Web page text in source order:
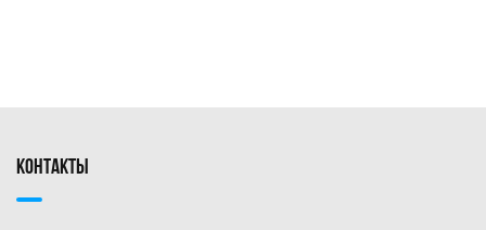
КОНТАКТЫ